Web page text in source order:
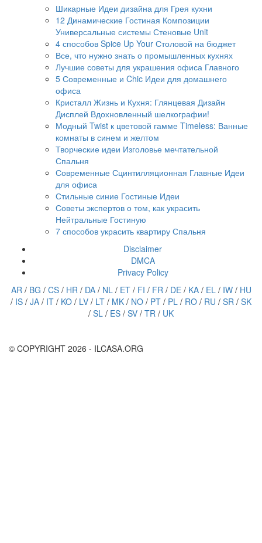
Шикарные Идеи дизайна для Грея кухни
12 Динамические Гостиная Композиции
Универсальные системы Стеновые Unit
4 способов Spice Up Your Столовой на бюджет
Все, что нужно знать о промышленных кухнях
Лучшие советы для украшения офиса Главного
5 Современные и Chic Идеи для домашнего
офиса
Кристалл Жизнь и Кухня: Глянцевая Дизайн
Дисплей Вдохновленный шелкографии!
Модный Twist к цветовой гамме Timeless: Ванные
комнаты в синем и желтом
Творческие идеи Изголовье мечтательной
Спальня
Современные Сцинтилляционная Главные Идеи
для офиса
Стильные синие Гостиные Идеи
Советы экспертов о том, как украсить
Нейтральные Гостиную
7 способов украсить квартиру Спальня
Disclaimer
DMCA
Privacy Policy
AR/ BG / CS/ HR/ DA/ NL/ ET/ FI / FR/ DE/ KA/ EL/ IW/ HU
/ IS / JA / IT / KO / LV / LT / MK / NO / PT / PL / RO / RU / SR / SK
/ SL / ES / SV / TR / UK
© COPYRIGHT 2026 - ILCASA.ORG